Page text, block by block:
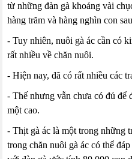
từ những đàn gà khoảng vài
hàng trăm và hàng nghìn con
- Tuy nhiên, nuôi gà ác cần có
rất nhiều về chăn nuôi.
- Hiện nay, đã có rất nhiều các
- Thế nhưng vẫn chưa có đủ để
một cao.
- Thịt gà ác là một trong những
trong chăn nuôi gà ác có thể